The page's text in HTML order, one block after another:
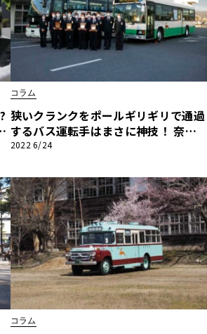
ロールス・ロイス
ク
シボレー
ヒョンデ
スズキ
コラム
狭いクランクをポールギリギリで通過
するバス運転手はまさに神技！ 奈良
交通の進化したバス安全運転研修会を
2022 6/24
コラム